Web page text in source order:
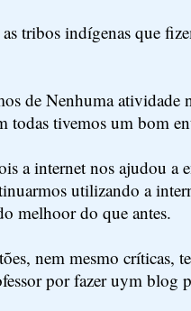
tribos indígenas que
de Nenhuma atividade
todas tivemos um bom
a internet nos ajudou a
utilizando a
melhoor do que antes.
nem mesmo críticas,
por fazer uym blog